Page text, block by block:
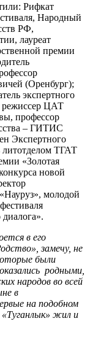
Рифкат
Народный
РФ,
лауреат
премии
(Оренбург);
экспертного
режиссер ЦАТ
профессор
– ГИТИС
Экспертного
литотделом ТГАТ
«Золотая
новой
молодой
в его
замечу, не
были
родными,
народов во всей
в
на подобном
жил и